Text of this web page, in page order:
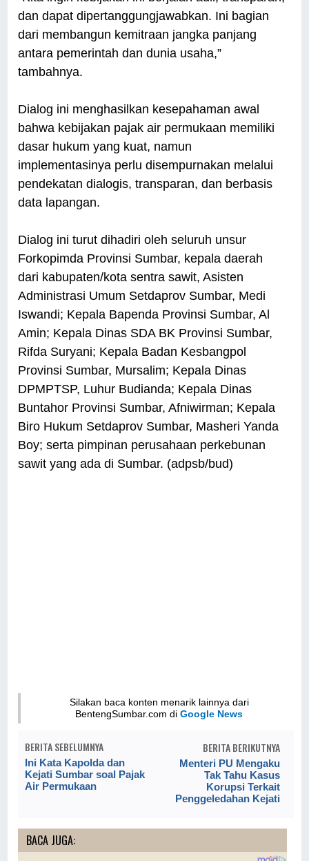
dan dapat dipertanggungjawabkan. Ini bagian
dari membangun kemitraan jangka panjang
antara pemerintah dan dunia usaha,”
tambahnya.
Dialog ini menghasilkan kesepahaman awal
bahwa kebijakan pajak air permukaan memiliki
dasar hukum yang kuat, namun
implementasinya perlu disempurnakan melalui
pendekatan dialogis, transparan, dan berbasis
data lapangan.
Dialog ini turut dihadiri oleh seluruh unsur
Forkopimda Provinsi Sumbar, kepala daerah
dari kabupaten/kota sentra sawit, Asisten
Administrasi Umum Setdaprov Sumbar, Medi
Iswandi; Kepala Bapenda Provinsi Sumbar, Al
Amin; Kepala Dinas SDA BK Provinsi Sumbar,
Rifda Suryani; Kepala Badan Kesbangpol
Provinsi Sumbar, Mursalim; Kepala Dinas
DPMPTSP, Luhur Budianda; Kepala Dinas
Buntahor Provinsi Sumbar, Afniwirman; Kepala
Biro Hukum Setdaprov Sumbar, Masheri Yanda
Boy; serta pimpinan perusahaan perkebunan
sawit yang ada di Sumbar. (adpsb/bud)
Silakan baca konten menarik lainnya dari
BentengSumbar.com diGoogle News
BERITA SEBELUMNYA
Ini Kata Kapolda dan
Kejati Sumbar soal Pajak
Air Permukaan
BERITA BERIKUTNYA
Menteri PU Mengaku
Tak Tahu Kasus
Korupsi Terkait
Penggeledahan Kejati
BACA JUGA: